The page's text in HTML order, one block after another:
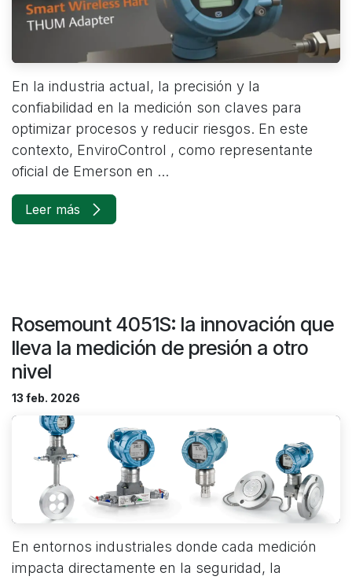
En la industria actual, la precisión y la
confiabilidad en la medición son claves para
optimizar procesos y reducir riesgos. En este
contexto, EnviroControl , como representante
oficial de Emerson en ...
Leer más
Rosemount 4051S: la innovación que
lleva la medición de presión a otro
nivel
13 feb. 2026
En entornos industriales donde cada medición
impacta directamente en la seguridad, la